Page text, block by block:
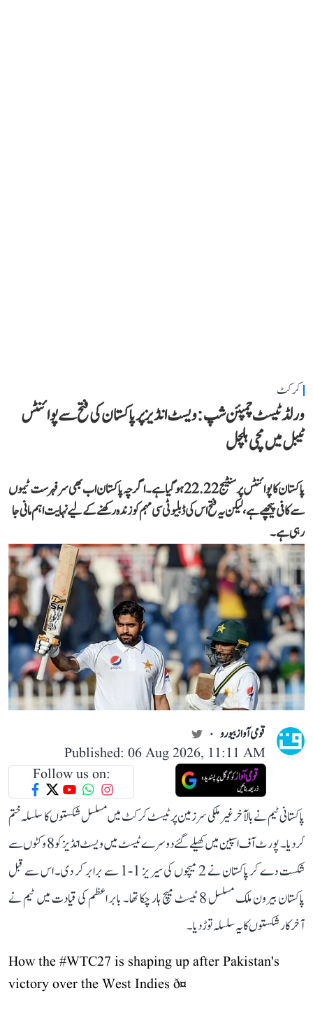
کرکٹ
ورلڈ ٹیسٹ چمپئن شپ: ویسٹ انڈیز پر پاکستان کی فتح سے پوائنٹس
ٹیبل میں مچی ہلچل
پاکستان کا پوائنٹس پرسنٹیج 22.22 ہو گیا ہے۔ اگرچہ پاکستان اب بھی سرفہرست ٹیموں
سے کافی پیچھے ہے، لیکن یہ فتح اس کی ڈبلیو ٹی سی مہم کو زندہ رکھنے کے لیے نہایت اہم مانی جا
رہی ہے۔
قومی آواز بیورو
Published: 06 Aug 2026, 11:11 AM
Follow us on:
پاکستانی ٹیم نے بالآخر غیر ملکی سرزمین پر ٹیسٹ کرکٹ میں مسلسل شکستوں کا سلسلہ ختم
کر دیا۔ پورٹ آف اسپین میں کھیلے گئے دوسرے ٹیسٹ میں ویسٹ انڈیز کو 8 وکٹوں سے
شکست دے کر پاکستان نے 2 میچوں کی سیریز 1-1 سے برابر کر دی۔ اس سے قبل
پاکستان بیرون ملک مسلسل 8 ٹیسٹ میچ ہار چکا تھا۔ بابر اعظم کی قیادت میں ٹیم نے
آخرکار شکستوں کا یہ سلسلہ توڑ دیا۔
How the#WTC27 is shaping up after Pakistan's
victory over the West Indies ð¤